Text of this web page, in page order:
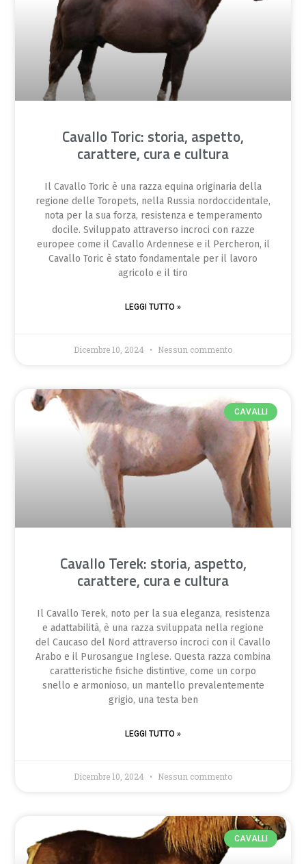
Cavallo Toric: storia, aspetto,
carattere, cura e cultura
Il Cavallo Toric è una razza equina originaria della
regione delle Toropets, nella Russia nordoccidentale,
nota per la sua forza, resistenza e temperamento
docile. Sviluppato attraverso incroci con razze
europee come il Cavallo Ardennese e il Percheron, il
Cavallo Toric è stato fondamentale per il lavoro
agricolo e il tiro
LEGGI TUTTO »
Dicembre 10, 2024 Nessun commento
CAVALLI
Cavallo Terek: storia, aspetto,
carattere, cura e cultura
Il Cavallo Terek, noto per la sua eleganza, resistenza
e adattabilità, è una razza sviluppata nella regione
del Caucaso del Nord attraverso incroci con il Cavallo
Arabo e il Purosangue Inglese. Questa razza combina
caratteristiche fisiche distintive, come un corpo
snello e armonioso, un mantello prevalentemente
grigio, una testa ben
LEGGI TUTTO »
Dicembre 10, 2024 Nessun commento
CAVALLI